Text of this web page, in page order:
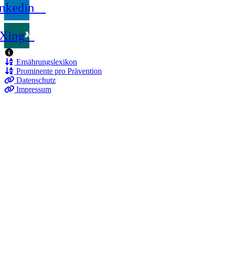
Ernährungslexikon
Prominente pro Prävention
Datenschutz
Impressum